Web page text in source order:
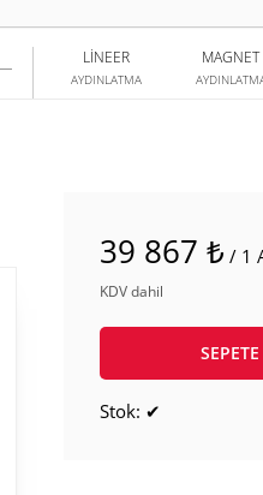
MAGNET
LINEER
AYDINLATMA
39 867 ₺ / 1
KDV dahil
Stok: ✔